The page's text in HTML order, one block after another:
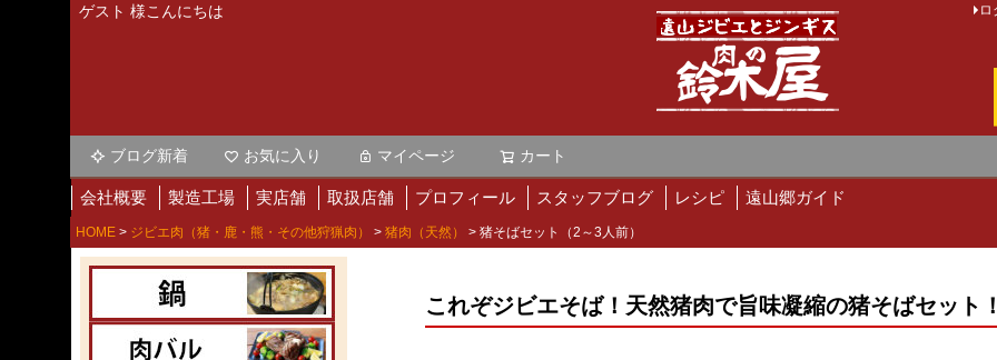
ゲスト 様こんにちは ロ
ブログ新着 お気に入り マイページ カート
会社概要 製造工場 実店舗 取扱店舗 プロフィール スタッフブログ レシピ 遠山郷ガイド
HOME ジビエ肉（猪・鹿・熊・その他狩猟肉） 猪肉（天然） 猪そばセット（2～3人前）
これぞジビエそば！天然猪肉で旨味凝縮の猪そばセット